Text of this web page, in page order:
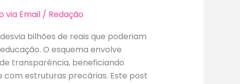
via Email / Redação
bilhões de reais que poderiam
O esquema envolve
transparência, beneficiando
estruturas precárias. Este post